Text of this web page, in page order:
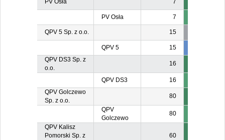
PV Osła 7
PV Osła 7
QPV 5 Sp. z o.o. 15
QPV 5 15
QPV DS3 Sp. z
o.o.
16
QPV DS3
16
QPV Golczewo
Sp. z o.o.
80
QPV
Golczewo
80
QPV Kalisz
Pomorski Sp. z
60